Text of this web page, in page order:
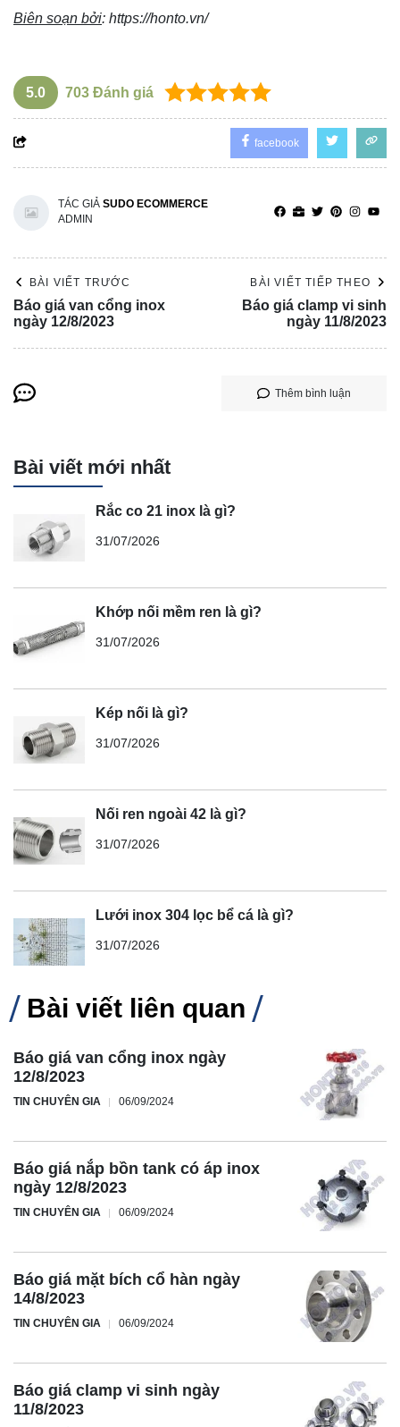
Biên soạn bởi: https://honto.vn/
5.0 703 Đánh giá
facebook
TÁC GIẢ SUDO ECOMMERCE
ADMIN
BÀI VIẾT TRƯỚC
Báo giá van cổng inox
ngày 12/8/2023
BÀI VIẾT TIẾP THEO
Báo giá clamp vi sinh
ngày 11/8/2023
Thêm bình luận
Bài viết mới nhất
Rắc co 21 inox là gì?
31/07/2026
Khớp nối mềm ren là gì?
31/07/2026
Kép nối là gì?
31/07/2026
Nối ren ngoài 42 là gì?
31/07/2026
Lưới inox 304 lọc bể cá là gì?
31/07/2026
Bài viết liên quan
Báo giá van cổng inox ngày
12/8/2023
TIN CHUYÊN GIA 06/09/2024
Báo giá nắp bồn tank có áp inox
ngày 12/8/2023
TIN CHUYÊN GIA 06/09/2024
Báo giá mặt bích cổ hàn ngày
14/8/2023
TIN CHUYÊN GIA 06/09/2024
Báo giá clamp vi sinh ngày
11/8/2023